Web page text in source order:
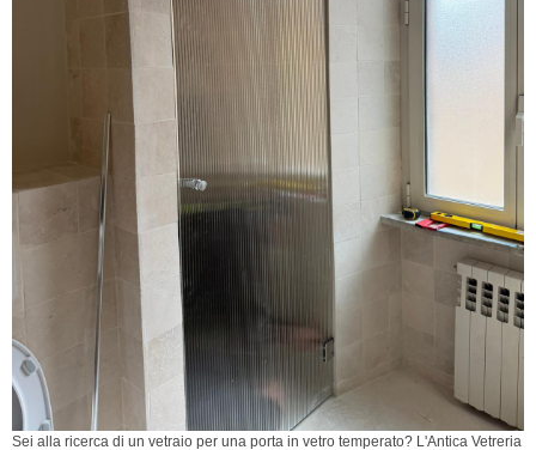
Sei alla ricerca di un vetraio per una porta in vetro temperato? L'Antica Vetreria